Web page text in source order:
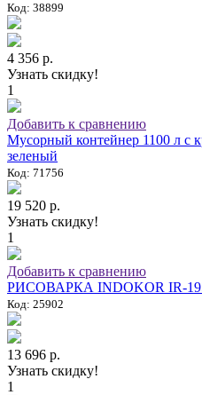
Код: 38899
4 356 р.
Узнать скидку!
1
Добавить к сравнению
Мусорный контейнер 1100 л с
зеленый
Код: 71756
19 520 р.
Узнать скидку!
1
Добавить к сравнению
РИСОВАРКА INDOKOR IR-
Код: 25902
13 696 р.
Узнать скидку!
1